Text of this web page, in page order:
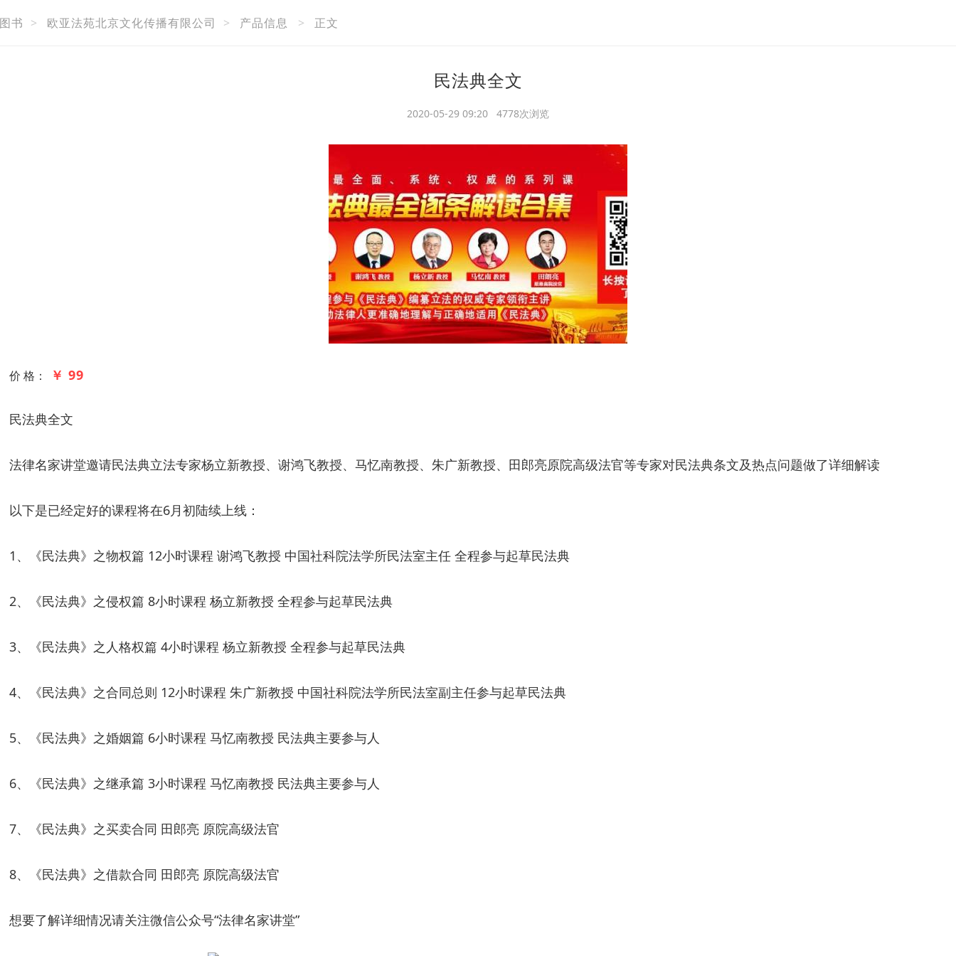
书 > 欧亚法苑北京文化传播有限公司 > 产品信息 > 正文
民法典全文
2020-05-29 09:20 4778次浏览
价 格： ￥ 99
民法典全文
法律名家讲堂邀请民法典立法专家杨立新教授、谢鸿飞教授、马忆南教授、朱广新教授、田郎亮原院高级法官等专家对民法典条文及热点问题做了详细解读
以下是已经定好的课程将在6月初陆续上线：
1 、《民法典》之物权篇 12小时课程 谢鸿飞教授 中国社科院法学所民法室主任 全程参与起草民法典
2、《民法典》之侵权篇 8小时课程 杨立新教授 全程参与起草民法典
3、《民法典》之人格权篇 4小时课程 杨立新教授 全程参与起草民法典
4、《民法典》之合同总则 12小时课程 朱广新教授 中国社科院法学所民法室副主任参与起草民法典
5、《民法典》之婚姻篇 6小时课程 马忆南教授 民法典主要参与人
6、《民法典》之继承篇 3小时课程 马忆南教授 民法典主要参与人
7、《民法典》之买卖合同 田郎亮 原院高级法官
8、《民法典》之借款合同 田郎亮 原院高级法官
想要了解详细情况请关注微信公众号“法律名家讲堂”